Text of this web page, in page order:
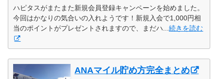
ハピタスがまたまた新規会員登録キャンペーンを始めました。
今回はかなりの気合いの入れようです！新規入会で1,000円相
当のポイントがプレゼントされますので、まだハ...続きを読む
ANAマイル貯め方完全まとめ